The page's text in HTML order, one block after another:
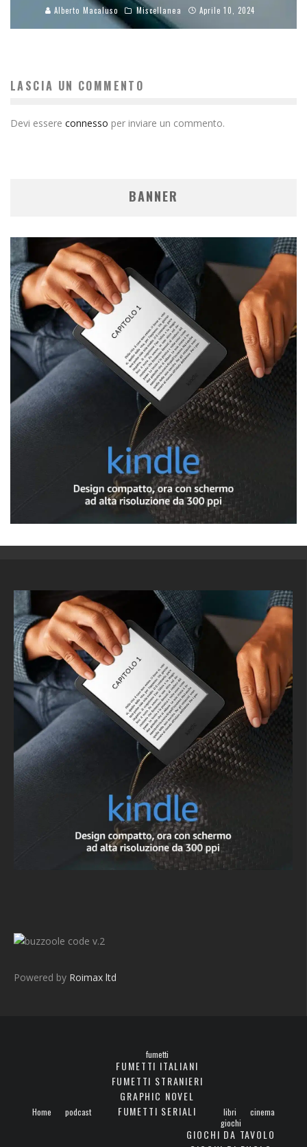
Alberto Macaluso Miscellanea Aprile 10, 2024
LASCIA UN COMMENTO
Devi essere connesso per inviare un commento.
BANNER
v.2
Powered by Roimax ltd
Home podcast
fumetti
FUMETTI ITALIANI
FUMETTI STRANIERI
GRAPHIC NOVEL
FUMETTI SERIALI
libri
cinema
giochi
GIOCHI DA TAVOLO